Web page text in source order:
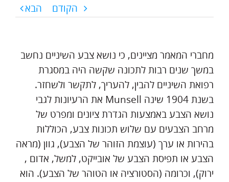
הקודם הבא
מחברי המאמר מציינים, כי נושא צבע השיניים נחשב
במשך שנים רבות לתכונה שקשה היה במסגרת
רפואת השיניים להבין, להעריך, לתקשר ולשחזר.
בשנת 1904 שינה Munsell את הרעיונות לגבי
נושא הצבע באמצעות הגדרת ציונים ומפרט של
מרחב הצבעים עם שלוש תכונות צבע, הכוללות
בהירות או ערך (עוצמת הזוהר של הצבע), גוון (מראה
הצבע או תפיסת הצבע של אובייקט, למשל, אדום ,
ירוק), וכרומה (הסטורציה או הטוהר של הצבע). הוא